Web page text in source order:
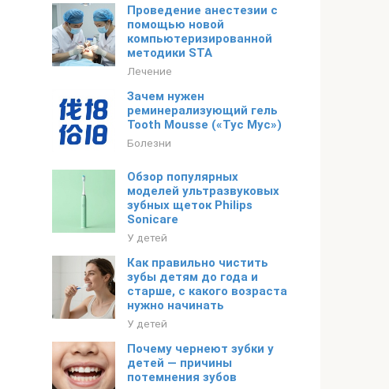
Проведение анестезии с
помощью новой
компьютеризированной
методики STA
Лечение
Зачем нужен
реминерализующий гель
Tooth Mousse («Тус Мус»)
Болезни
Обзор популярных
моделей ультразвуковых
зубных щеток Philips
Sonicare
У детей
Как правильно чистить
зубы детям до года и
старше, с какого возраста
нужно начинать
У детей
Почему чернеют зубки у
детей — причины
потемнения зубов